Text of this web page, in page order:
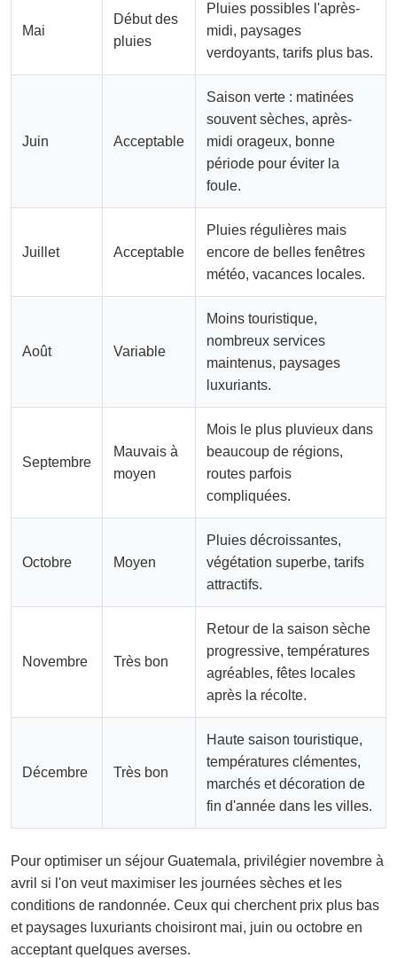
Mai
Début des
pluies
Pluies possibles l'après-
midi, paysages
verdoyants, tarifs plus bas.
Juin Acceptable
Saison verte : matinées
souvent sèches, après-
midi orageux, bonne
période pour éviter la
foule.
Juillet Acceptable
Pluies régulières mais
encore de belles fenêtres
météo, vacances locales.
Août Variable
Moins touristique,
nombreux services
maintenus, paysages
luxuriants.
Septembre
Mauvais à
moyen
Mois le plus pluvieux dans
beaucoup de régions,
routes parfois
compliquées.
Octobre Moyen
Pluies décroissantes,
végétation superbe, tarifs
attractifs.
Novembre Très bon
Retour de la saison sèche
progressive, températures
agréables, fêtes locales
après la récolte.
Décembre Très bon
Haute saison touristique,
températures clémentes,
marchés et décoration de
fin d'année dans les villes.
Pour optimiser un séjour Guatemala, privilégier novembre à
avril si l'on veut maximiser les journées sèches et les
conditions de randonnée. Ceux qui cherchent prix plus bas
et paysages luxuriants choisiront mai, juin ou octobre en
acceptant quelques averses.